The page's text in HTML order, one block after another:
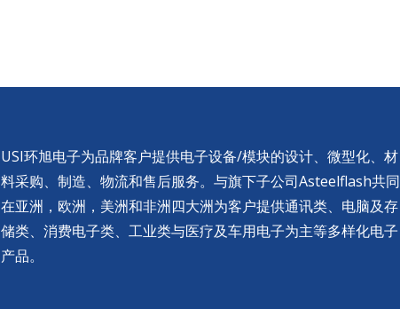
USI环旭电子为品牌客户提供电子设备/模块的设计、微型化、材
料采购、制造、物流和售后服务。与旗下子公司Asteelflash共同
在亚洲，欧洲，美洲和非洲四大洲为客户提供通讯类、电脑及存
储类、消费电子类、工业类与医疗及车用电子为主等多样化电子
产品。